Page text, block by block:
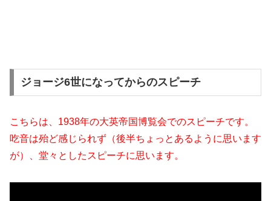
ジョージ6世になってからのスピーチ
こちらは、1938年の大英帝国博覧会でのスピーチです。
吃音は殆ど感じられず（後半ちょっとあるように思います
が）、堂々としたスピーチに思います。